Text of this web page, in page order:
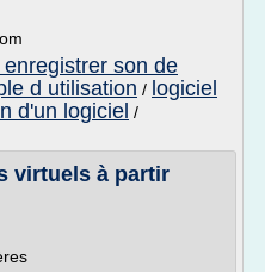
enregistrer son de
d utilisation / logiciel
d'un logiciel /
virtuels à partir